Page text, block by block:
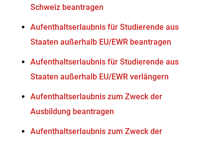
Schweiz beantragen
Aufenthaltserlaubnis für Studierende aus
Staaten außerhalb EU/EWR beantragen
Aufenthaltserlaubnis für Studierende aus
Staaten außerhalb EU/EWR verlängern
Aufenthaltserlaubnis zum Zweck der
Ausbildung beantragen
Aufenthaltserlaubnis zum Zweck der